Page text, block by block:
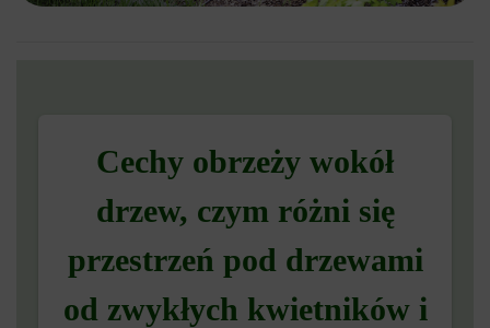
Cechy obrzeży wokół
drzew, czym różni się
przestrzeń pod drzewami
od zwykłych kwietników i